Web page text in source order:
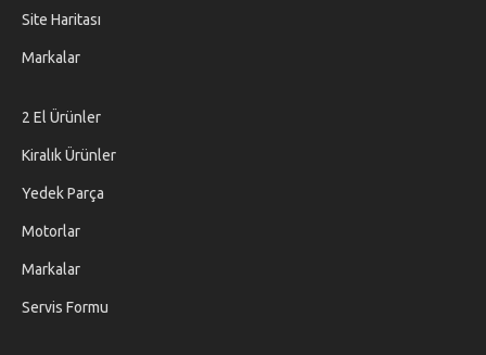
Site Haritası
Markalar
2 El Ürünler
Kiralık Ürünler
Yedek Parça
Motorlar
Markalar
Servis Formu